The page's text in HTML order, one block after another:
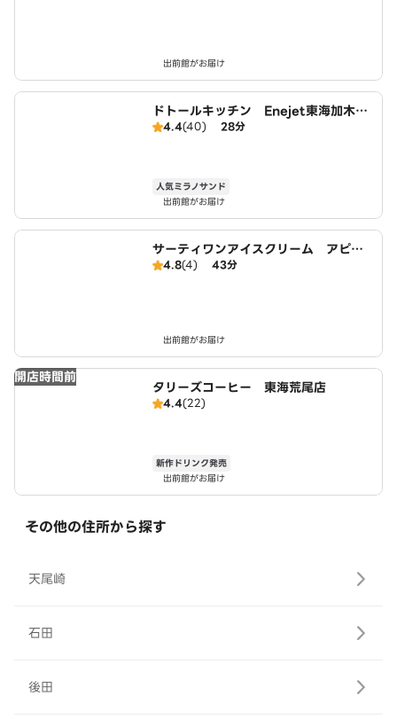
出前館がお届け
ドトールキッチン Enejet東海加木屋
店4.4(40) 28分
人気ミラノサンド
出前館がお届け
サーティワンアイスクリーム アピタ
東海荒尾店
4.8(4) 43分
出前館がお届け
開店時間前
タリーズコーヒー 東海荒尾店
4.4(22)
新作ドリンク発売
出前館がお届け
その他の住所から探す
天尾崎
石田
後田